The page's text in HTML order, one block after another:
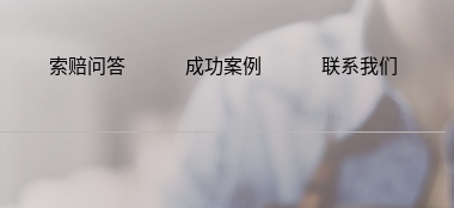
索赔问答 成功案例 联系我们